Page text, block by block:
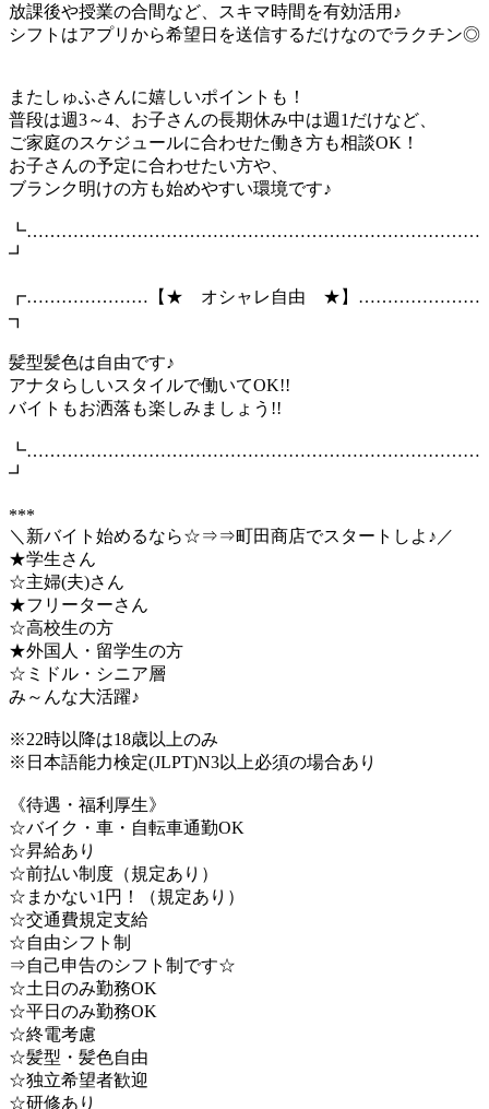
放課後や授業の合間など、スキマ時間を有効活用♪
シフトはアプリから希望日を送信するだけなのでラクチン◎
またしゅふさんに嬉しいポイントも！
普段は週3～4、お子さんの長期休み中は週1だけなど、
ご家庭のスケジュールに合わせた働き方も相談OK！
お子さんの予定に合わせたい方や、
ブランク明けの方も始めやすい環境です♪
┗……………………………………………………………………
┛
┏…………………【★ オシャレ自由 ★】…………………
┓
髪型髪色は自由です♪
アナタらしいスタイルで働いてOK!!
バイトもお洒落も楽しみましょう!!
┗……………………………………………………………………
┛
***
＼新バイト始めるなら☆⇒⇒町田商店でスタートしよ♪／
★学生さん
☆主婦(夫)さん
★フリーターさん
☆高校生の方
★外国人・留学生の方
☆ミドル・シニア層
み～んな大活躍♪
※22時以降は18歳以上のみ
※日本語能力検定(JLPT)N3以上必須の場合あり
《待遇・福利厚生》
☆バイク・車・自転車通勤OK
☆昇給あり
☆前払い制度（規定あり）
☆まかない1円！（規定あり）
☆交通費規定支給
☆自由シフト制
⇒自己申告のシフト制です☆
☆土日のみ勤務OK
☆平日のみ勤務OK
☆終電考慮
☆髪型・髪色自由
☆独立希望者歓迎
☆研修あり